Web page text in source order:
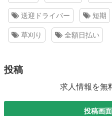
送迎ドライバー 短期
草刈り 全額日払い
投稿
求人情報を無
投稿画